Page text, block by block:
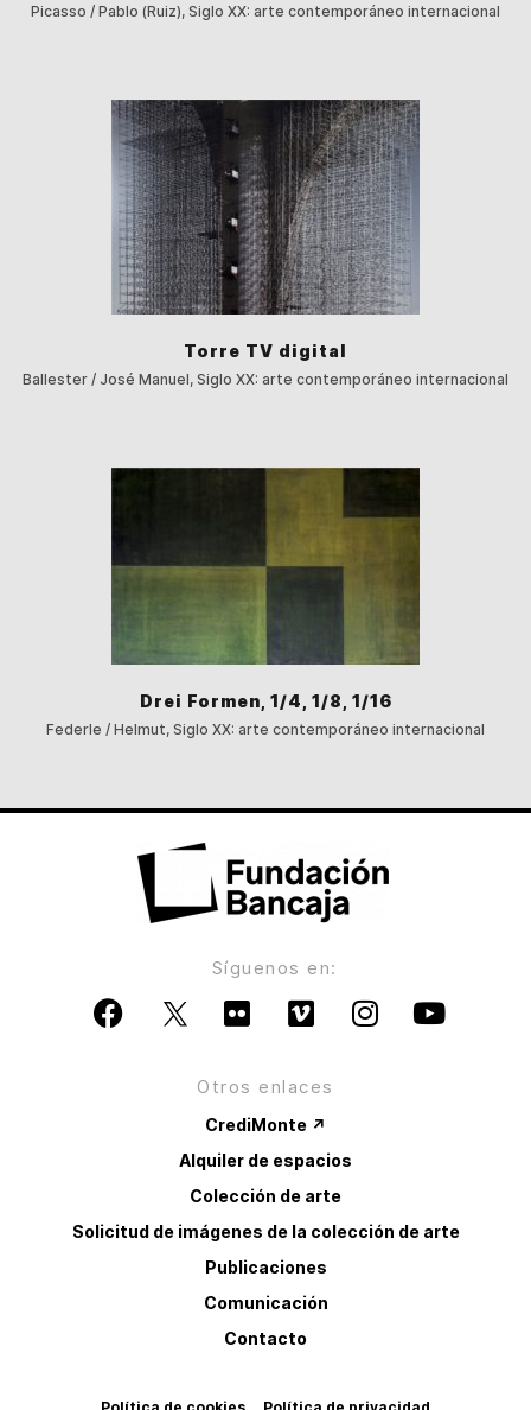
Picasso / Pablo (Ruiz), Siglo XX: arte contemporáneo internacional
Torre TV digital
Ballester / José Manuel, Siglo XX: arte contemporáneo internacional
Drei Formen, 1/4, 1/8, 1/16
Federle / Helmut, Siglo XX: arte contemporáneo internacional
Síguenos en:
Otros enlaces
CrediMonte ↗
Alquiler de espacios
Colección de arte
Solicitud de imágenes de la colección de arte
Publicaciones
Comunicación
Contacto